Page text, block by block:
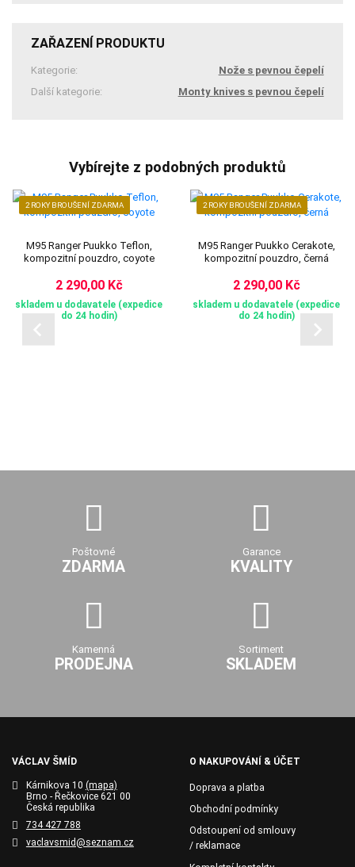
ZAŘAZENÍ PRODUKTU
Kategorie:
Nože s pevnou čepelí
Další kategorie:
Monty knives s pevnou čepelí
Vybírejte z podobných produktů
2 ROKY BROUŠENÍ ZDARMA
M95 Ranger Puukko Teflon,
kompozitní pouzdro, coyote
2 290,00 Kč
skladem u dodavatele (expedice
do 24 hodin)
2 ROKY BROUŠENÍ ZDARMA
M95 Ranger Puukko Cerakote,
kompozitní pouzdro, černá
2 290,00 Kč
skladem u dodavatele (expedice
do 24 hodin)
Poštovné
ZDARMA
Garance
KVALITY
Kamenná
PRODEJNA
Sortiment
SKLADEM
VÁCLAV ŠMÍD
Kárnikova 10 (mapa)
Brno - Řečkovice 621 00
Česká republika
734 427 788
vaclavsmid@seznam.cz
O NAKUPOVÁNÍ & ÚČET
Doprava a platba
Obchodní podmínky
Odstoupení od smlouvy
/ reklamace